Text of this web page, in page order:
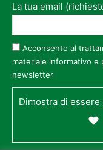
La tua email
Acconsento al
materiale informativo e
newsletter
Dimostra di